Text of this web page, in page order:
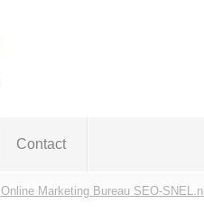
Contact
Online Marketing Bureau SEO-SNEL.nl